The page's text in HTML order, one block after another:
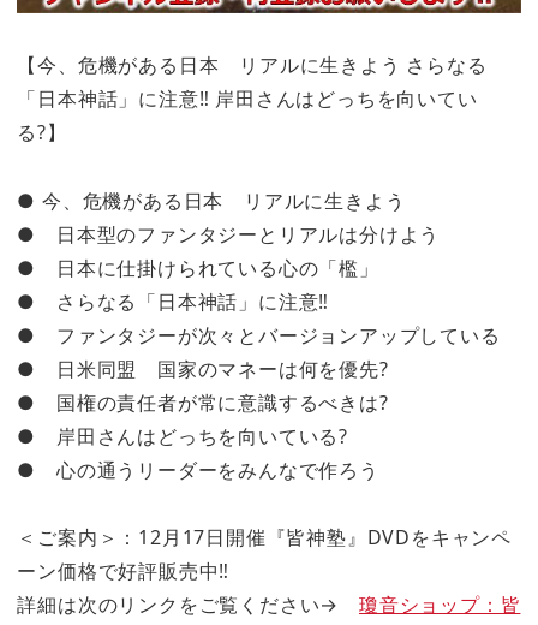
【今、危機がある日本 リアルに生きよう さらなる
「日本神話」に注意‼ 岸田さんはどっちを向いてい
る?】
● 今、危機がある日本 リアルに生きよう
● 日本型のファンタジーとリアルは分けよう
● 日本に仕掛けられている心の「檻」
● さらなる「日本神話」に注意‼
● ファンタジーが次々とバージョンアップしている
● 日米同盟 国家のマネーは何を優先?
● 国権の責任者が常に意識するべきは?
● 岸田さんはどっちを向いている?
● 心の通うリーダーをみんなで作ろう
＜ご案内＞：12月17日開催『皆神塾』DVDをキャンペ
ーン価格で好評販売中‼
詳細は次のリンクをご覧ください→ 瓊音ショップ：皆